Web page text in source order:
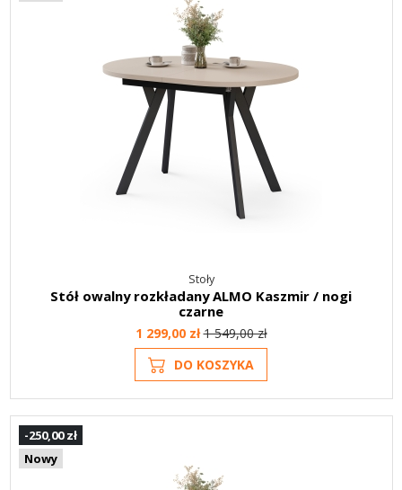
Stoły
Stół owalny rozkładany ALMO Kaszmir / nogi
czarne
1 299,00 zł1 549,00 zł
DO KOSZYKA
-250,00 zł
Nowy